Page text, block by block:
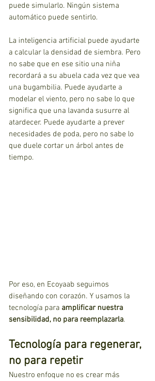
puede simularlo. Ningún sistema
automático puede sentirlo.
La inteligencia artificial puede ayudarte
a calcular la densidad de siembra. Pero
no sabe que en ese sitio una niña
recordará a su abuela cada vez que vea
una bugambilia. Puede ayudarte a
modelar el viento, pero no sabe lo que
significa que una lavanda susurre al
atardecer. Puede ayudarte a prever
necesidades de poda, pero no sabe lo
que duele cortar un árbol antes de
tiempo.
Por eso, en Ecoyaab seguimos
diseñando con corazón. Y usamos la
tecnología para amplificar nuestra
sensibilidad, no para reemplazarla.
Tecnología para regenerar,
no para repetir
Nuestro enfoque no es crear más